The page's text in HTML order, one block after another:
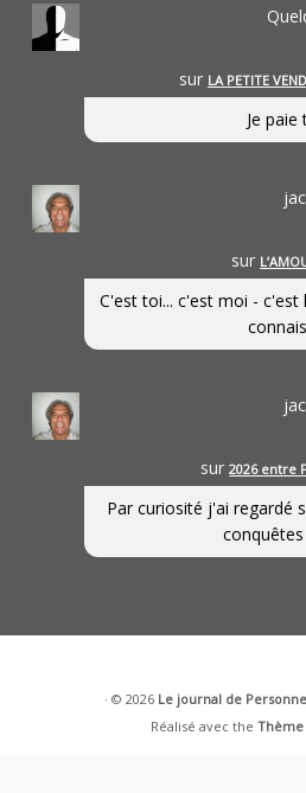
sur LA PETITE
Je paie
sur
C'est toi... c'est moi -
sur2026 entre
Par curiosité j'ai regardé
conquêtes
· © 2026 Le journal de Personne
Réalisé avec the